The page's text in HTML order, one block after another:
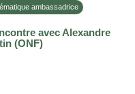
ambassadrice
avec Alexandre
(ONF)